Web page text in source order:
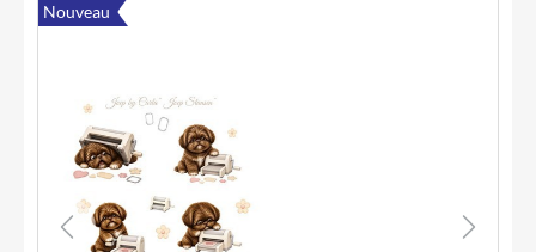
Nouveau
Previous Next